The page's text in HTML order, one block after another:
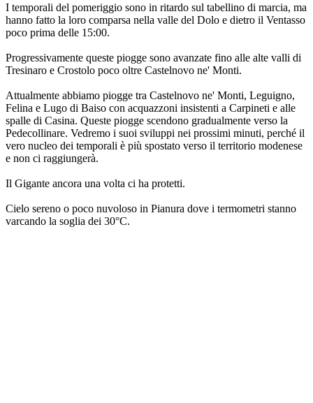
I temporali del pomeriggio sono in ritardo sul tabellino di marcia, ma
hanno fatto la loro comparsa nella valle del Dolo e dietro il Ventasso
poco prima delle 15:00.
Progressivamente queste piogge sono avanzate fino alle alte valli di
Tresinaro e Crostolo poco oltre Castelnovo ne' Monti.
Attualmente abbiamo piogge tra Castelnovo ne' Monti, Leguigno,
Felina e Lugo di Baiso con acquazzoni insistenti a Carpineti e alle
spalle di Casina. Queste piogge scendono gradualmente verso la
Pedecollinare. Vedremo i suoi sviluppi nei prossimi minuti, perché il
vero nucleo dei temporali è più spostato verso il territorio modenese
e non ci raggiungerà.
Il Gigante ancora una volta ci ha protetti.
Cielo sereno o poco nuvoloso in Pianura dove i termometri stanno
varcando la soglia dei 30°C.